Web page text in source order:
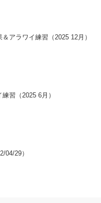
アラワイ練習（2025 12月）
習（2025 6月）
04/29）